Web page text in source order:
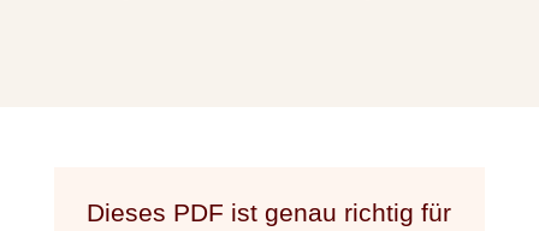
Dieses PDF ist genau richtig für